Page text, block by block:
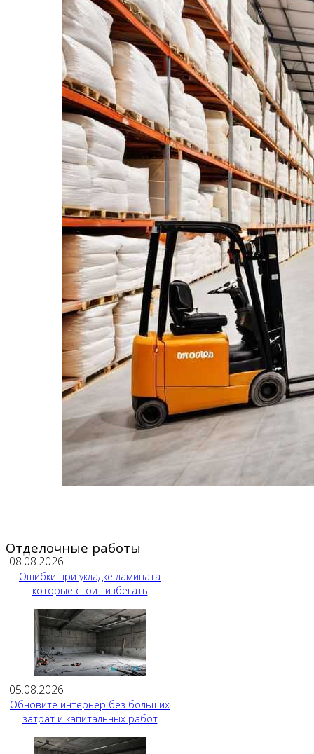
Отделочные работы
08.08.2026
Ошибки при укладке ламината
которые стоит избегать
05.08.2026
Обновите интерьер без больших
затрат и капитальных работ